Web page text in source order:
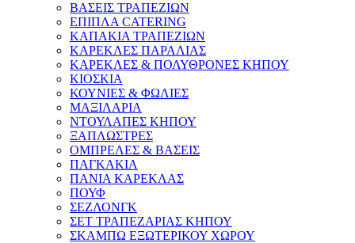
ΒΑΣΕΙΣ ΤΡΑΠΕΖΙΩΝ
ΕΠΙΠΛΑ CATERING
ΚΑΠΑΚΙΑ ΤΡΑΠΕΖΙΩΝ
ΚΑΡΕΚΛΕΣ ΠΑΡΑΛΙΑΣ
ΚΑΡΕΚΛΕΣ & ΠΟΛΥΘΡΟΝΕΣ ΚΗΠΟΥ
ΚΙΟΣΚΙΑ
ΚΟΥΝΙΕΣ & ΦΩΛΙΕΣ
ΜΑΞΙΛΑΡΙΑ
ΝΤΟΥΛΑΠΕΣ ΚΗΠΟΥ
ΞΑΠΛΩΣΤΡΕΣ
ΟΜΠΡΕΛΕΣ & ΒΑΣΕΙΣ
ΠΑΓΚΑΚΙΑ
ΠΑΝΙΑ ΚΑΡΕΚΛΑΣ
ΠΟΥΦ
ΣΕΖΛΟΝΓΚ
ΣΕΤ ΤΡΑΠΕΖΑΡΙΑΣ ΚΗΠΟΥ
ΣΚΑΜΠΩ ΕΞΩΤΕΡΙΚΟΥ ΧΩΡΟΥ